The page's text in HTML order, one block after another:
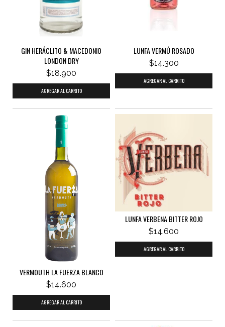
GIN HERÁCLITO & MACEDONIO
LONDON DRY
$18.900
LUNFA VERMÚ ROSADO
$14.300
VERMOUTH LA FUERZA BLANCO
$14.600
LUNFA VERBENA BITTER ROJO
$14.600